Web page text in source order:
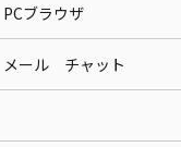
PCブラウザ
メール チャット